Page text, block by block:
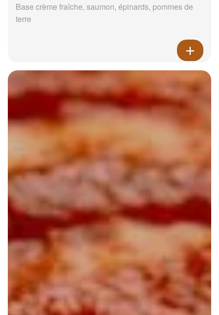
Base crème fraîche, saumon, épinards, pommes de
terre